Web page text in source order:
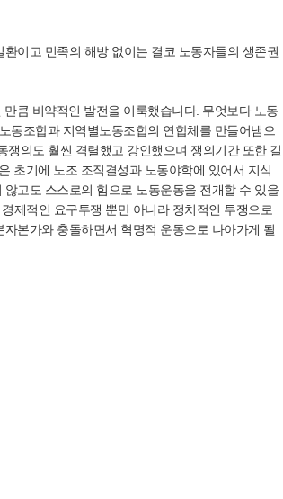
이고 민족의 해방 없이는 결코 노동자들의 생존권
큼 비약적인 발전을 이룩했습니다. 무엇보다 노동
동조합과 지역별노동조합의 연합체를 만들어냄으
의도 훨씬 격렬했고 강인했으며 쟁의기간 또한 길
초기에 노조 조직결성과 노동야학에 있어서 지식
고도 스스로의 힘으로 노동운동을 전개할 수 있을
제적인 요구투쟁 뿐만 아니라 정치적인 투쟁으로
본가와 충돌하면서 혁명적 운동으로 나아가게 될